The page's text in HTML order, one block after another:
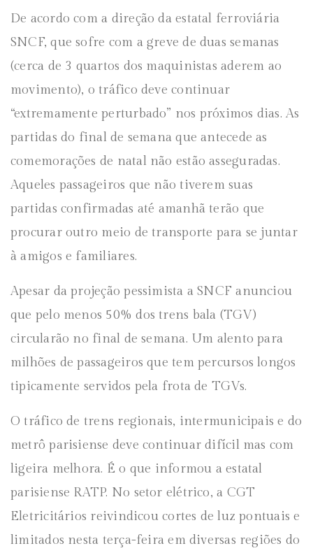
De acordo com a direção da estatal ferroviária
SNCF, que sofre com a greve de duas semanas
(cerca de 3 quartos dos maquinistas aderem ao
movimento), o tráfico deve continuar
“extremamente perturbado” nos próximos dias. As
partidas do final de semana que antecede as
comemorações de natal não estão asseguradas.
Aqueles passageiros que não tiverem suas
partidas confirmadas até amanhã terão que
procurar outro meio de transporte para se juntar
à amigos e familiares.
Apesar da projeção pessimista a SNCF anunciou
que pelo menos 50% dos trens bala (TGV)
circularão no final de semana. Um alento para
milhões de passageiros que tem percursos longos
tipicamente servidos pela frota de TGVs.
O tráfico de trens regionais, intermunicipais e do
metrô parisiense deve continuar difícil mas com
ligeira melhora. É o que informou a estatal
parisiense RATP. No setor elétrico, a CGT
Eletricitários reivindicou cortes de luz pontuais e
limitados nesta terça-feira em diversas regiões do